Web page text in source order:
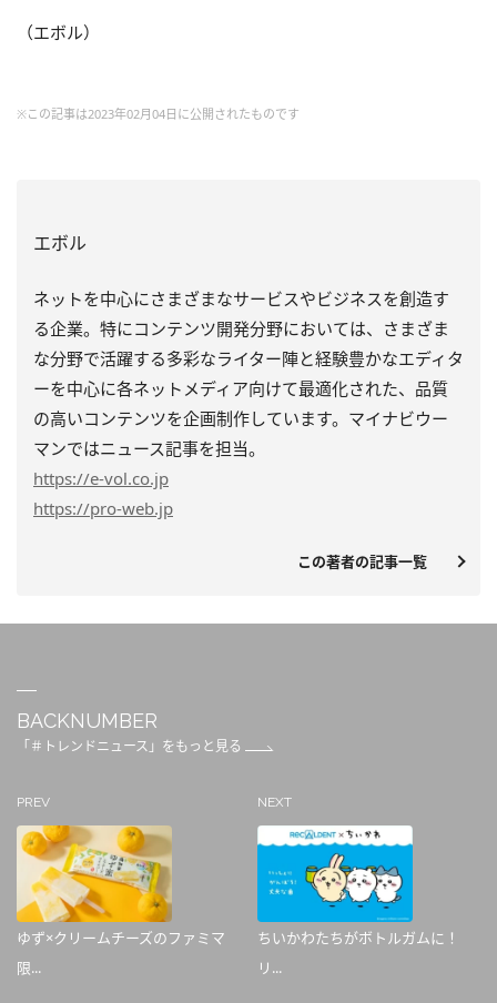
（エボル）
※この記事は2023年02月04日に公開されたものです
エボル
ネットを中心にさまざまなサービスやビジネスを創造す
る企業。特にコンテンツ開発分野においては、さまざま
な分野で活躍する多彩なライター陣と経験豊かなエディタ
ーを中心に各ネットメディア向けて最適化された、品質
の高いコンテンツを企画制作しています。マイナビウー
マンではニュース記事を担当。
https://e-vol.co.jp
https://pro-web.jp
この著者の記事一覧
BACKNUMBER
「＃トレンドニュース」をもっと見る
PREV
ゆず×クリームチーズのファミマ
限...
NEXT
ちいかわたちがボトルガムに！
リ...